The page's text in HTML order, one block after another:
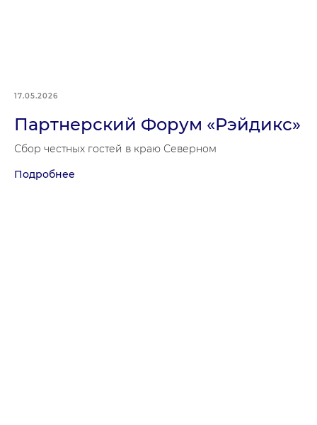
17.05.2026
Партнерский Форум «Рэйдикс»
Сбор честных гостей в краю Северном
Подробнее